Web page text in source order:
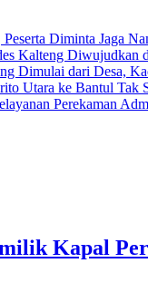
Diminta Jaga
Kalteng Diwujudkan
Dimulai dari Desa,
Utara ke Bantul Tak
Perekaman
Kapal